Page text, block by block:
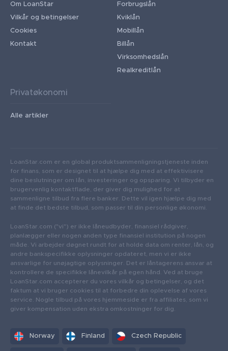
Om LoanStar
Vilkår og betingelser
Cookies
Kontakt
Forbrugslån
Kviklån
Mobillån
Billån
Virksomhedslån
Realkreditlån
Privatøkonomi
Alle artikler
LoanStar.com er en global produktsammenligningstjeneste inden
for finans, som er designet til at hjælpe dig med at effektivisere
dine beslutninger om lån, investeringer og opsparing. Vi tilbyder en
brugervenlig kontaktflade, der giver dig mulighed for at
sammenligne tilbud fra flere banker. Dette vil igen hjælpe dig med
at finde det bedste tilbud, som passer til din personlige økonomi.
LoanStar.com ("vi") er ikke låneudbyder, finansiel rådgiver,
planlægger eller nogen anden type finansiel institution på nogen
måde. Vi arbejder døgnet rundt for at holde data om renter, lån, og
andre bankspecifikke oplysninger opdateret, men vi er ikke
ansvarlige for unøjagtige oplysninger. Det er låntagerens ansvar at
kontrollere de specifikke lånevilkår på egen hånd. Ved at bruge
LoanStar.com accepterer du vores vilkår og betingelser, og det
faktum at vi bruger cookies til at forbedre din oplevelse af vores
service. Nogle tilbud på vores hjemmeside er fra affiliates, som vi
giver kompensation uden ekstra omkostninger for dig.
Norway Finland Czech Republic